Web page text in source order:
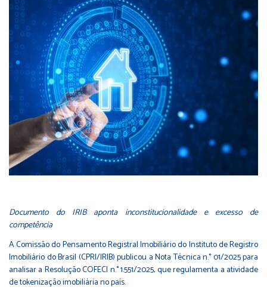
Documento do IRIB aponta inconstitucionalidade e excesso de
competência
A Comissão do Pensamento Registral Imobiliário do Instituto de Registro
Imobiliário do Brasil (CPRI/IRIB) publicou a Nota Técnica n.° 01/2025 para
analisar a Resolução COFECI n.° 1.551/2025, que regulamenta a atividade
de tokenização imobiliária no país.